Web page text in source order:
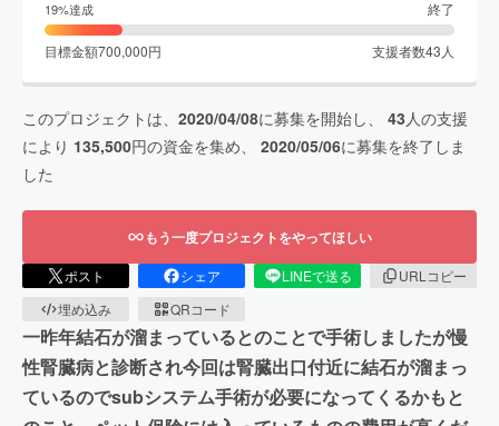
19%達成 終了
目標金額700,000円 支援者数43 人
このプロジェクトは、 2020/04/08に募集を開始し、 43人の支援
により 135,500円の資金を集め、 2020/05/06に募集を終了しま
した
もう一度プロジェクトをやってほしい
ポスト シェア LINEで送る
URLコピー
埋め込み
QRコード
一昨年結石が溜まっているとのことで手術しましたが慢
性腎臓病と診断され今回は腎臓出口付近に結石が溜まっ
ているのでsubシステム手術が必要になってくるかもと